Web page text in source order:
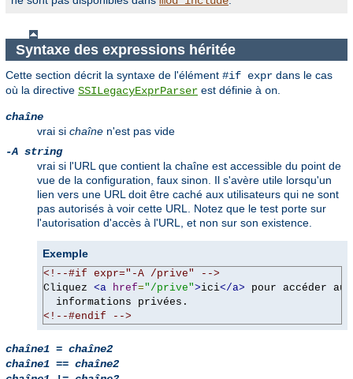
Syntaxe des expressions héritée
Cette section décrit la syntaxe de l'élément #if expr dans le cas
où la directive SSILegacyExprParser est définie à on
chaîne
vrai si chaîne n'est pas vide
-A string
vrai si l'URL que contient la chaîne est accessible du point de
vue de la configuration, faux sinon. Il s'avère utile lorsqu'un
lien vers une URL doit être caché aux utilisateurs qui ne sont
pas autorisés à voir cette URL. Notez que le test porte sur
l'autorisation d'accès à l'URL, et non sur son existence.
Exemple
<!--#if expr="-A /prive" -->
Cliquez <a href="/prive">ici</a> pour accéder aux
  informations privées.
<!--#endif -->
chaîne1 = chaîne2
chaîne1 == chaîne2